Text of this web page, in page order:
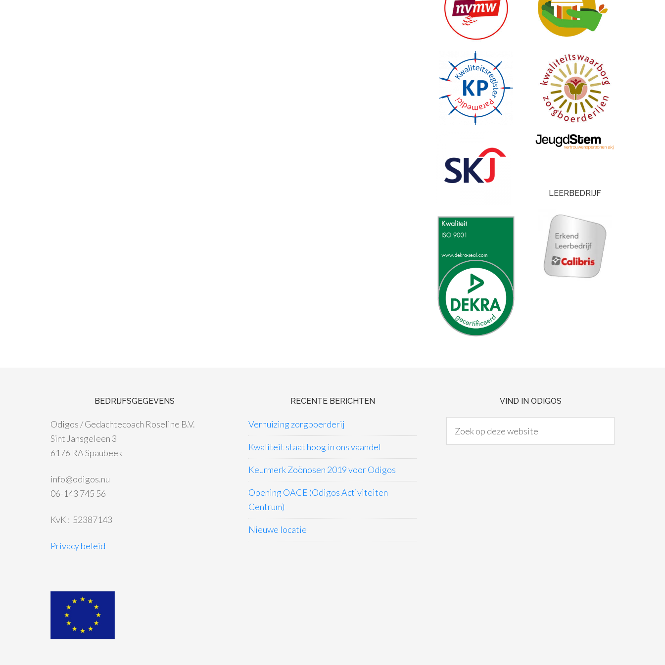
LEERBEDRIJF
BEDRIJFSGEGEVENS
Odigos / Gedachtecoach Roseline B.V.
Sint Jansgeleen 3
6176 RA Spaubeek
info@odigos.nu
06-143 745 56
KvK : 52387143
Privacy beleid
RECENTE BERICHTEN
Verhuizing zorgboerderij
Kwaliteit staat hoog in ons vaandel
Keurmerk Zoönosen 2019 voor Odigos
Opening OACE (Odigos Activiteiten
Centrum)
Nieuwe locatie
VIND IN ODIGOS